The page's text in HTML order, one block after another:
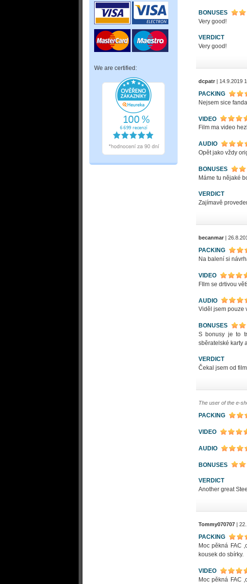
We are certified:
BONUSES
Very good!
VERDICT
Very good!
dcpatr | 14.9.2019
PACKING
Nejsem sice
VIDEO
Film ma video
AUDIO
Opět jako vždy
BONUSES
Máme tu nějaké
VERDICT
Zajímavě
becanmar |
PACKING
Na balení si
VIDEO
FIlm se drtivou
AUDIO
Viděl jsem pouze
BONUSES
S bonusy je to
sběratelské karty
VERDICT
Čekal jsem od
The user of the e-
PACKING
VIDEO
AUDIO
BONUSES
VERDICT
Another great
Tommy070707 |
PACKING
Moc pěkná FAC
kousek do sbírky.
VIDEO
Moc pěkná FAC